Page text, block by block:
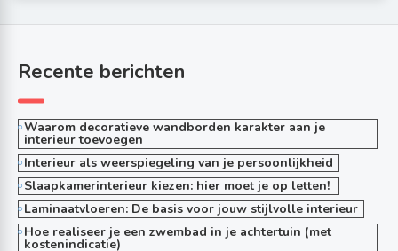
Recente berichten
Waarom decoratieve wandborden karakter aan je
interieur toevoegen
Interieur als weerspiegeling van je persoonlijkheid
Slaapkamerinterieur kiezen: hier moet je op letten!
Laminaatvloeren: De basis voor jouw stijlvolle interieur
Hoe realiseer je een zwembad in je achtertuin (met
kostenindicatie)